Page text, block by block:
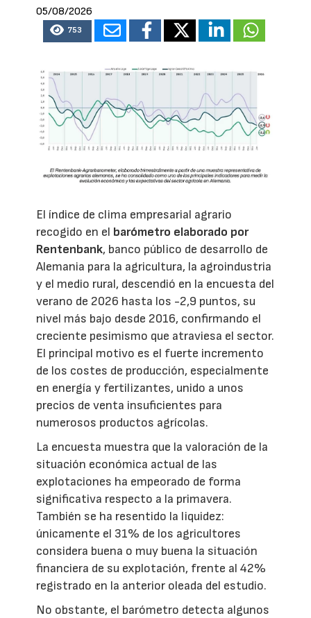
05/08/2026
753
El índice de clima empresarial agrario
recogido en el barómetro elaborado por
Rentenbank, banco público de desarrollo de
Alemania para la agricultura, la agroindustria
y el medio rural, descendió en la encuesta del
verano de 2026 hasta los -2,9 puntos, su
nivel más bajo desde 2016, confirmando el
creciente pesimismo que atraviesa el sector.
El principal motivo es el fuerte incremento
de los costes de producción, especialmente
en energía y fertilizantes, unido a unos
precios de venta insuficientes para
numerosos productos agrícolas.
La encuesta muestra que la valoración de la
situación económica actual de las
explotaciones ha empeorado de forma
significativa respecto a la primavera.
También se ha resentido la liquidez:
únicamente el 31% de los agricultores
considera buena o muy buena la situación
financiera de su explotación, frente al 42%
registrado en la anterior oleada del estudio.
No obstante, el barómetro detecta algunos